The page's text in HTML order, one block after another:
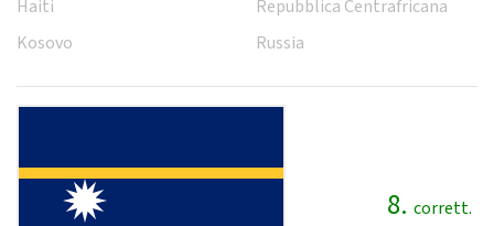
Haiti
Kosovo
Repubblica Centrafricana
Russia
8. corrett.